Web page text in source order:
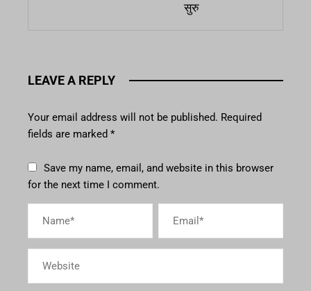
सुरु
LEAVE A REPLY
Your email address will not be published. Required
fields are marked *
Save my name, email, and website in this browser
for the next time I comment.